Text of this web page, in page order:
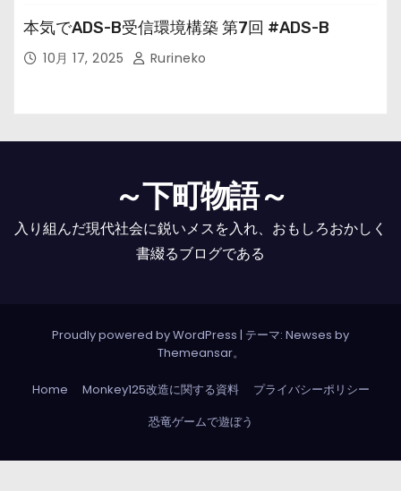
本気でADS-B受信環境構築 第7回 #ADS-B
10月 17, 2025 Rurineko
～下町物語～
入り組んだ現代社会に鋭いメスを入れ、おもしろおかしく
書綴るブログである
Proudly powered by WordPress | テーマ: Newses by
Themeansar。
Home Monkey125改造に関する資料
プライバシーポリシー
恐竜ゲームで遊ぼう